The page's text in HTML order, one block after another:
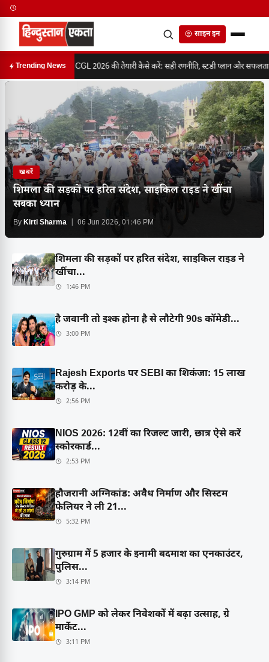
साइन इन
Trending NewsSSC CGL 2026 की तैयारी कैसे करें: सही रणनीति, स्टडी प्लान और सफलता
खबरें
शिमला की सड़कों पर हरित संदेश, साइकिल राइड ने खींचा
सबका ध्यान
ByKirti Sharma | 06 Jun 2026, 01:46 PM
शिमला की सड़कों पर हरित संदेश, साइकिल राइड ने
खींचा...
1:46 PM
है जवानी तो इश्क होना है से लौटेगी 90s कॉमेडी...
3:00 PM
Rajesh Exports पर SEBI का शिकंजा: 15 लाख
करोड़ के...
2:56 PM
NIOS 2026: 12वीं का रिजल्ट जारी, छात्र ऐसे करें
स्कोरकार्ड...
2:53 PM
हौजरानी अग्निकांड: अवैध निर्माण और सिस्टम
फेलियर ने ली 21...
5:32 PM
गुरुग्राम में 5 हजार के इनामी बदमाश का एनकाउंटर,
पुलिस...
3:14 PM
IPO GMP को लेकर निवेशकों में बढ़ा उत्साह, ग्रे
मार्केट...
3:11 PM